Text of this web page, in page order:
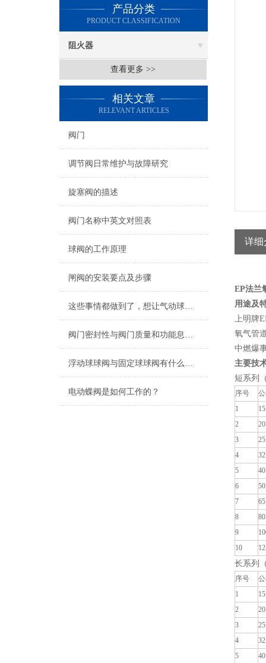
产品分类
PRODUCT CLASSIFICATION
阻火器
查看更多 >>
相关文章
RELEVANT ARTICLES
阀门
调节阀日常维护与故障研究
旋塞阀的描述
阀门名称中英文对照表
球阀的工作原理
闸阀的安装要点及步骤
这些事情都做到了，想让气动球阀生锈都难！
阀门密封性与阀门质量和功能息息相关
浮动球球阀与固定球球阀有什么区别?
电动蝶阀是如何工作的？
详细
EP法兰
用途及
上明牌
氧气管
中燃爆
主要技
短系列
序号
1
15
2
20
3
25
4
32
5
40
6
50
7
65
8
80
9
10
长系列
序号
1
15
2
20
3
25
4
32
5
40